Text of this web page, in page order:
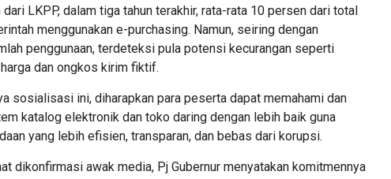
LKPP, dalam tiga tahun terakhir, rata-rata 10 persen dari total
menggunakan e-purchasing. Namun, seiring dengan
penggunaan, terdeteksi pula potensi kecurangan seperti
dan ongkos kirim fiktif.
sosialisasi ini, diharapkan para peserta dapat memahami dan
katalog elektronik dan toko daring dengan lebih baik guna
yang lebih efisien, transparan, dan bebas dari korupsi.
dikonfirmasi awak media, Pj Gubernur menyatakan komitmennya